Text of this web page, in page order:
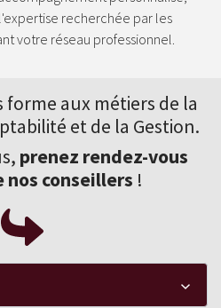
recherchée par les
votre réseau professionnel.
forme aux métiers de la
et de la Gestion.
prenez rendez-vous
nos conseillers !